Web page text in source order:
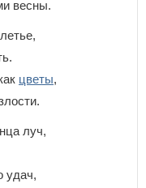
весны.
цветы,
луч,
удач,